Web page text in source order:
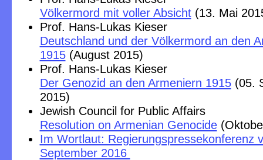
Völkermord mit voller Absicht(13. Mai
Prof. Hans-Lukas Kieser
Deutschland und der Völkermord an den
1915(August 2015)
Prof. Hans-Lukas Kieser
Der Genozid an den Armeniern 1915(05.
2015)
Jewish Council for Public Affairs
Resolution on Armenian Genocide
Im Wortlaut: Regierungspressekonferenz
September 2016